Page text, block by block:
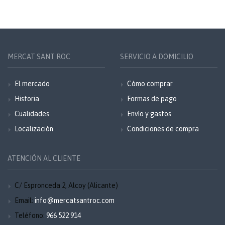
MERCAT SANT ROC
El mercado
Historia
Cualidades
Localización
SERVICIO A DOMICILIO
Cómo comprar
Formas de pago
Envío y gastos
Condiciones de compra
ATENCIÓN AL CLIENTE
C/ Espronceda 2, Alcoy (Alicante)
Email: info@mercatsantroc.com
Teléfono: 966 522 914